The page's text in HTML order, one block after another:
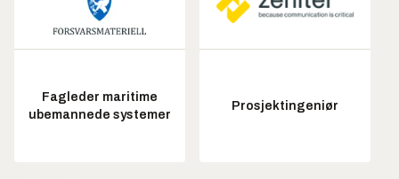
Fagleder maritime
ubemannede systemer
Prosjektingeniør